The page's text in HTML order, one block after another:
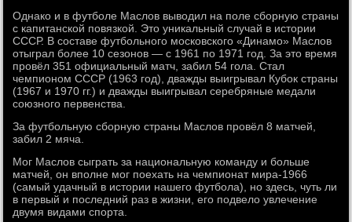
Однако и в футболе Маслов выводил на поле сборную страны
с капитанской повязкой. Это уникальный случай в истории
СССР. В составе футбольного московского «Динамо» Маслов
отыграл более 10 сезонов — с 1961 по 1971 год. За это время
провёл 351 официальный матч, забил 54 гола. Стал
чемпионом СССР (1963 год), дважды выигрывал Кубок страны
(1967 и 1970 гг.) и дважды выигрывал серебряные медали
союзного первенства.
За футбольную сборную страны Маслов провёл 8 матчей,
забил 2 мяча.
Мог Маслов сыграть за национальную команду и больше
матчей, он вполне мог поехать на чемпионат мира-1966
(самый удачный в истории нашего футбола), но здесь, чуть ли
в первый и последний раз в жизни, его подвело увлечение
двумя видами спорта.